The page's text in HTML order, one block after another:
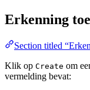
Erkenning
Section titled
Klik op Create om
vermelding bevat: